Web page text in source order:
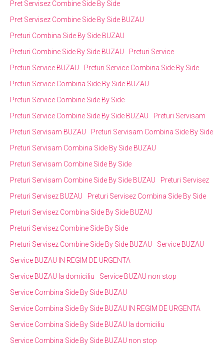
Pret Servisez Combine Side By Side
Pret Servisez Combine Side By Side BUZAU
Preturi Combina Side By Side BUZAU
Preturi Combine Side By Side BUZAU
Preturi Service
Preturi Service BUZAU
Preturi Service Combina Side By Side
Preturi Service Combina Side By Side BUZAU
Preturi Service Combine Side By Side
Preturi Service Combine Side By Side BUZAU
Preturi Servisam
Preturi Servisam BUZAU
Preturi Servisam Combina Side By Side
Preturi Servisam Combina Side By Side BUZAU
Preturi Servisam Combine Side By Side
Preturi Servisam Combine Side By Side BUZAU
Preturi Servisez
Preturi Servisez BUZAU
Preturi Servisez Combina Side By Side
Preturi Servisez Combina Side By Side BUZAU
Preturi Servisez Combine Side By Side
Preturi Servisez Combine Side By Side BUZAU
Service BUZAU
Service BUZAU IN REGIM DE URGENTA
Service BUZAU la domiciliu
Service BUZAU non stop
Service Combina Side By Side BUZAU
Service Combina Side By Side BUZAU IN REGIM DE URGENTA
Service Combina Side By Side BUZAU la domiciliu
Service Combina Side By Side BUZAU non stop